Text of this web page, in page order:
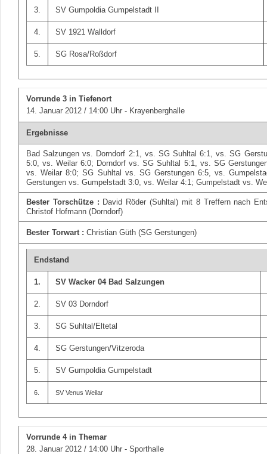
3. SV Gumpoldia Gumpelstadt II
4. SV 1921 Walldorf
5. SG Rosa/Roßdorf
Vorrunde 3 in Tiefenort
14. Januar 2012 / 14:00 Uhr - Krayenberghalle
Ergebnisse
Bad Salzungen vs. Dorndorf 2:1, vs. SG Suhltal 6:1, vs. SG
5:0, vs. Weilar 6:0; Dorndorf vs. SG Suhltal 5:1, vs. SG
vs. Weilar 8:0; SG Suhltal vs. SG Gerstungen 6:5, vs.
Gerstungen vs. Gumpelstadt 3:0, vs. Weilar 4:1; Gumpelstadt vs.
Bester Torschütze : David Röder (Suhltal) mit 8 Treffern nach
Christof Hofmann (Dorndorf)
Bester Torwart : Christian Güth (SG Gerstungen)
Endstand
1. SV Wacker 04 Bad Salzungen
2. SV 03 Dorndorf
3. SG Suhltal/Eltetal
4. SG Gerstungen/Vitzeroda
5. SV Gumpoldia Gumpelstadt
6. SV Venus Weilar
Vorrunde 4in Themar
28. Januar 2012 / 14:00 Uhr - Sporthalle